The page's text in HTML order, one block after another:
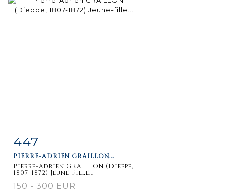
Fiche
détaillée
447
PIERRE-ADRIEN GRAILLON...
Pierre-Adrien GRAILLON (Dieppe,
1807-1872) Jeune-fille...
150 - 300 EUR